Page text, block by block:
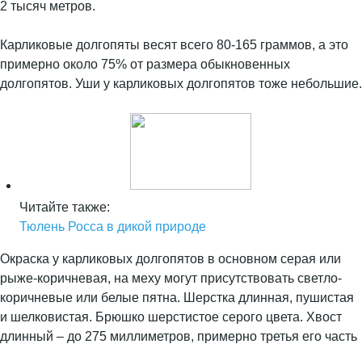
2 тысяч метров.
Карликовые долгопяты весят всего 80-165 граммов, а это
примерно около 75% от размера обыкновенных
долгопятов. Уши у карликовых долгопятов тоже небольшие.
Читайте также:
Тюлень Росса в дикой природе
Окраска у карликовых долгопятов в основном серая или
рыже-коричневая, на меху могут присутствовать светло-
коричневые или белые пятна. Шерстка длинная, пушистая
и шелковистая. Брюшко шерстистое серого цвета. Хвост
длинный – до 275 миллиметров, примерно третья его часть